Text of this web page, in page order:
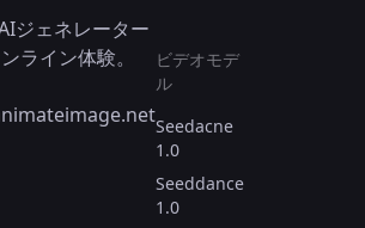
ジェネレーター
ライン体験。
ビデオモデ
ル
Seedacne
1.0
Seeddance
1.0